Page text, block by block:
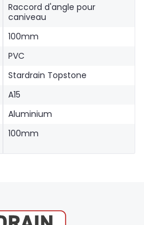
Raccord d'angle pour
caniveau
100mm
PVC
Stardrain Topstone
A15
Aluminium
100mm